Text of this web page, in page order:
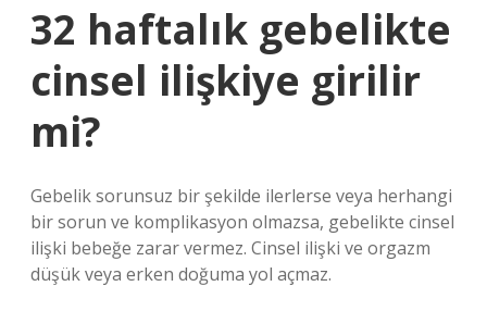
32 haftalık gebelikte
cinsel ilişkiye girilir
mi?
Gebelik sorunsuz bir şekilde ilerlerse veya herhangi
bir sorun ve komplikasyon olmazsa, gebelikte cinsel
ilişki bebeğe zarar vermez. Cinsel ilişki ve orgazm
düşük veya erken doğuma yol açmaz.